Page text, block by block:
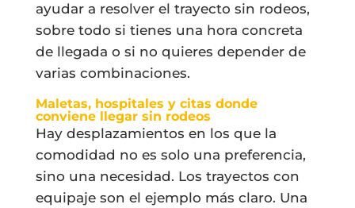
ayudar a resolver el trayecto sin rodeos,
sobre todo si tienes una hora concreta
de llegada o si no quieres depender de
varias combinaciones.
Maletas, hospitales y citas donde
conviene llegar sin rodeos
Hay desplazamientos en los que la
comodidad no es solo una preferencia,
sino una necesidad. Los trayectos con
equipaje son el ejemplo más claro. Una